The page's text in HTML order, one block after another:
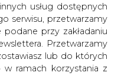
usług dostępnych
serwisu, przetwarzamy
przy zakładaniu
Przetwarzamy
lub do których
ramach korzystania z
CIRE